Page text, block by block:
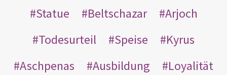
Statue
Beltschazar
Arjoch
Todesurteil
Speise
Kyrus
Aschpenas
Ausbildung
Loyalität